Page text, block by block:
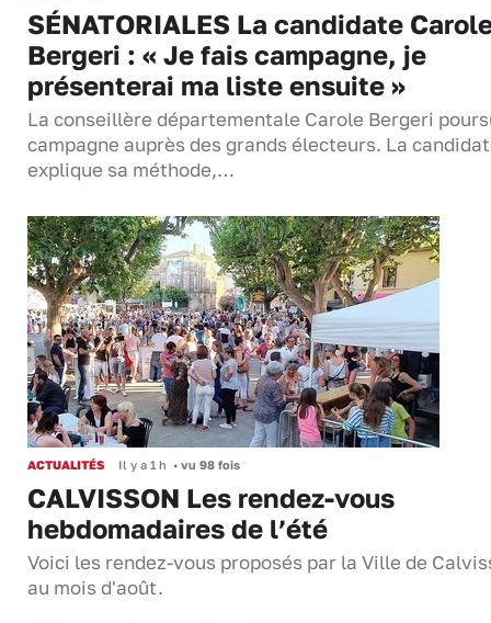
SÉNATORIALES La candidate
Bergeri : « Je fais campagne, je
présenterai ma liste ensuite »
La conseillère départementale Carole Bergeri
campagne auprès des grands électeurs. La
explique sa méthode,…
ACTUALITÉS Il y a 1 h • vu 98 fois
CALVISSON Les rendez-vous
hebdomadaires de l’été
Voici les rendez-vous proposés par la Ville de
au mois d'août.